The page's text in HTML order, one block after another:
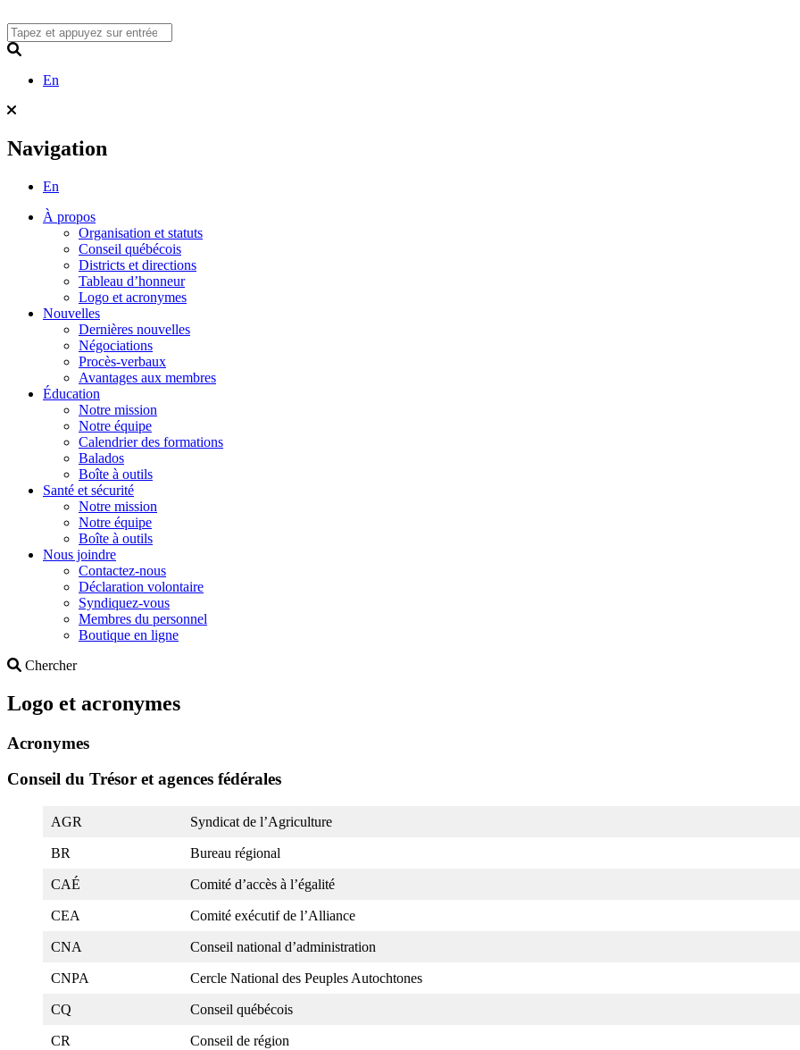
to
content
En
Navigation
En
À propos
Organisation et statuts
Conseil québécois
Districts et directions
Tableau d’honneur
Logo et acronymes
Nouvelles
Dernières nouvelles
Négociations
Procès-verbaux
Avantages aux membres
Éducation
Notre mission
Notre équipe
Calendrier des formations
Balados
Boîte à outils
Santé et sécurité
Notre mission
Notre équipe
Boîte à outils
Nous joindre
Contactez-nous
Déclaration volontaire
Syndiquez-vous
Membres du personnel
Boutique en ligne
ChercherSearch
Logo et acronymes
Acronymes
Conseil du Trésor et agences fédérales
AGR Syndicat de l’Agriculture
BR Bureau régional
CAÉ Comité d’accès à l’égalité
CEA Comité exécutif de l’Alliance
CNA Conseil national d’administration
CNPA Cercle National des Peuples Autochtones
CQ Conseil québécois
CR Conseil de région